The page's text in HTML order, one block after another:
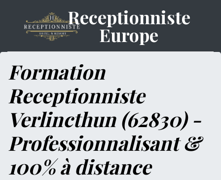
Receptionniste
Europe
Formation
Receptionniste
Verlincthun (62830) -
Professionnalisant &
100% à distance